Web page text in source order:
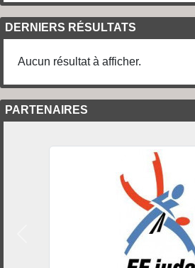
DERNIERS RÉSULTATS
Aucun résultat à afficher.
PARTENAIRES